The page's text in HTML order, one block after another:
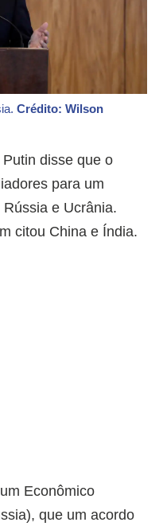
Crédito: Wilson
disse que o
para um
e Ucrânia.
citou China e Índia.
Econômico
que um acordo